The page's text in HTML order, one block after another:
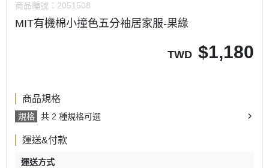
商品編號： 2051508
MIT有機棉小撞色五分袖居家服-果綠
TWD $1,180
商品規格
規格 共 2 種規格可選
運送&付款
運送方式